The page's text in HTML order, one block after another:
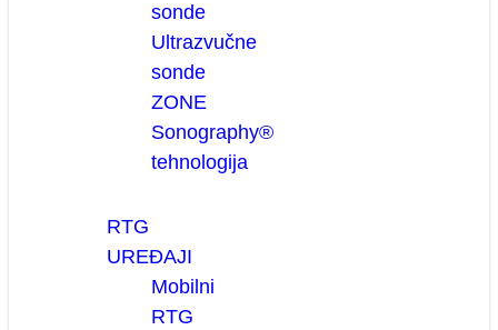
sonde
Ultrazvučne
sonde
ZONE
Sonography®
tehnologija
RTG
UREĐAJI
Mobilni
RTG